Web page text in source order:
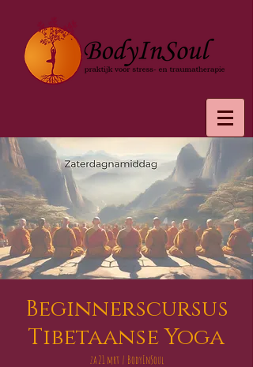
Beginnerscursus
Tibetaanse Yoga
za 21 mrt
  |
BodyInSoul